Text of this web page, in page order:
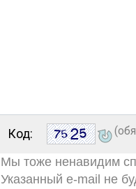
Код:
Мы тоже ненавидим
Указанный e-mail не